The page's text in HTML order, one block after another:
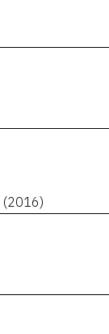
(2016)